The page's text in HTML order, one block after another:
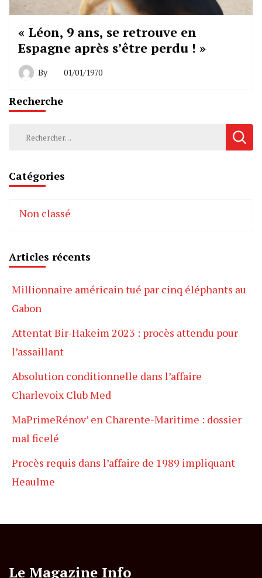
« Léon, 9 ans, se retrouve en
Espagne après s’être perdu ! »
By 01/01/1970
Recherche
Rechercher :
Catégories
Non classé
Articles récents
Millionnaire américain tué par cinq éléphants au
Gabon
Attentat Bir-Hakeim 2023 : procès attendu pour
l’assaillant
Absolution conditionnelle dans l’affaire
Charlevoix Club Med
MaPrimeRénov’ en Charente-Maritime : dossier
mal ficelé
Procès requis dans l’affaire de 1989 impliquant
Heaulme
Le Magazine Info